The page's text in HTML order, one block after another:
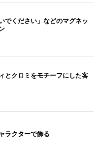
でください」などのマグネッ
とクロミをモチーフにした客
ラクターで飾る